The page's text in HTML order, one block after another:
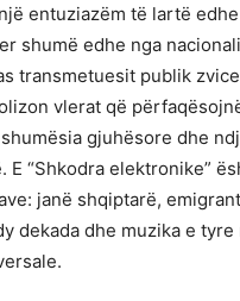
entuziazëm të lartë
shumë edhe nga
transmetuesit publik
vlerat që
gjuhësore dhe
E “Shkodra elektronike”
janë shqiptarë,
dekada dhe muzika e tyre